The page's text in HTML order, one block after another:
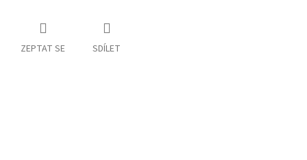
ZEPTAT SE SDÍLET